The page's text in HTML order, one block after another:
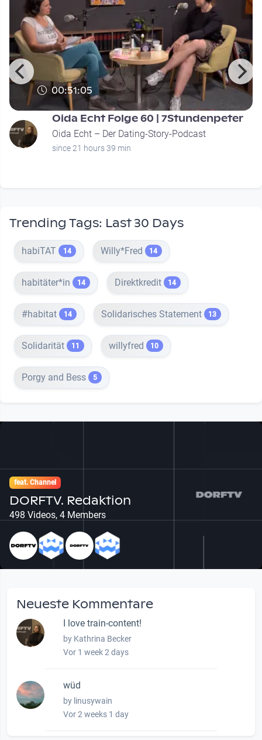
00:51:05
Oida Echt Folge 60 | 7Stundenpeter
Oida Echt – Der Dating-Story-Podcast
since 21 hours 39 min
Trending Tags: Last 30 Days
habiTAT 14 Willy*Fred 14
habitäter*in 14 Direktkredit 14
#habitat 14 Solidarisches Statement 13
Solidarität 11 willyfred 10
Porgy and Bess 5
feat. Channel
DORFTV. Redaktion
498 Videos, 4 Members
Neueste Kommentare
I love train-content!
by Kathrina Becker
Vor 1 week 2 days
wüd
by linusywain
Vor 2 weeks 1 day